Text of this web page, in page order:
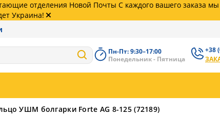
отделения Новой Почты С каждого вашего заказа
Украина!
Пн-Пт: 9:30–17:00
Понедельник - Пятница
+38
+38
62
+38
УШМ болгарки Forte AG 8-125 (72189)